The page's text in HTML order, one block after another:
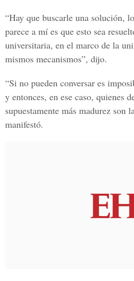
“Hay que buscarle una solución,
parece a mí es que esto sea
universitaria, en el marco de la
mismos mecanismos”, dijo.
“Si no pueden conversar es
y entonces, en ese caso, quienes
supuestamente más madurez son
manifestó.